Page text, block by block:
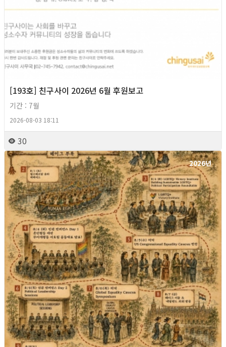
[193호] 친구사이 2026년 6월 후원보고
기간 : 7월
2026-08-03 18:11
30
2026년